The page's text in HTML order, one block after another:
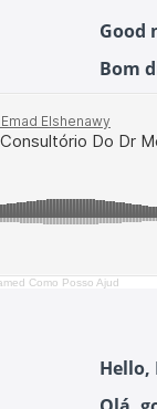
Good
Bom
Como Posso Ajud
Hello,